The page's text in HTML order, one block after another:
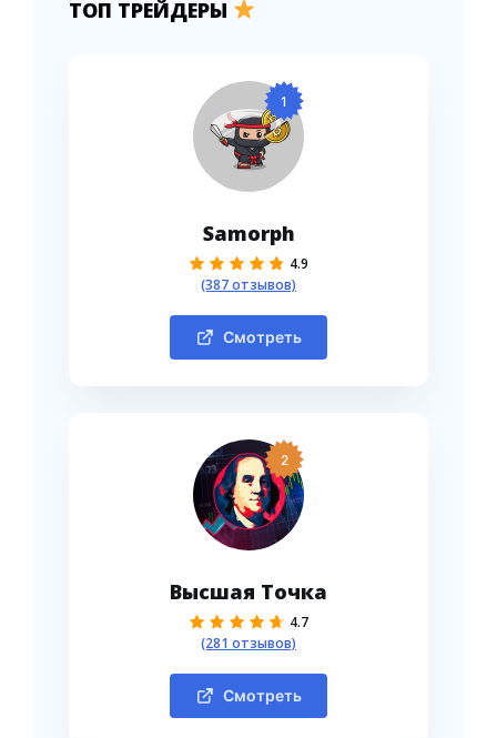
ТОП ТРЕЙДЕРЫ
1
Samorph
4.9
(387 отзывов)
Смотреть
2
Высшая Точка
4.7
(281 отзывов)
Смотреть